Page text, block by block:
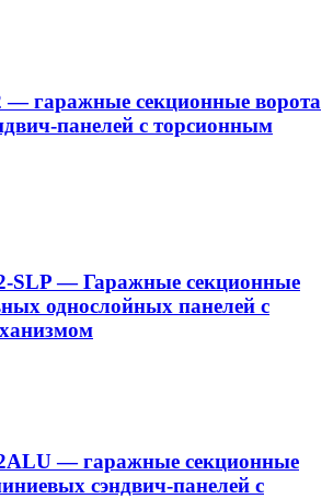
— гаражные секционные ворота
панелей с торсионным
SLP — Гаражные секционные
однослойных панелей с
— гаражные секционные
сэндвич-панелей с